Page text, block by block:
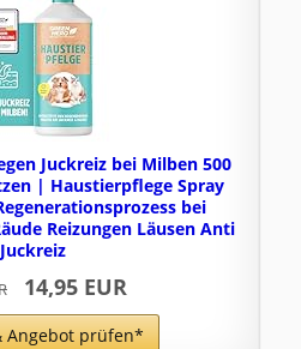
Juckreiz bei Milben 500
| Haustierpflege Spray
bei
Reizungen Läusen Anti
Juckreiz
14,95 EUR
Angebot prüfen*